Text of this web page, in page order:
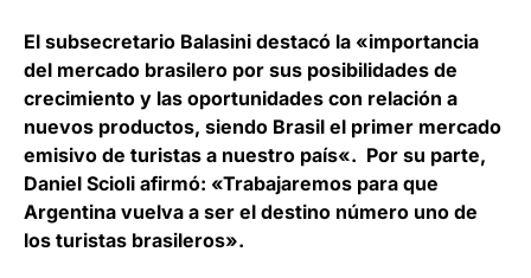
El subsecretario Balasini destacó la «importancia
del mercado brasilero por sus posibilidades de
crecimiento y las oportunidades con relación a
nuevos productos, siendo Brasil el primer mercado
emisivo de turistas a nuestro país«. Por su parte,
Daniel Scioli afirmó: «Trabajaremos para que
Argentina vuelva a ser el destino número uno de
los turistas brasileros».